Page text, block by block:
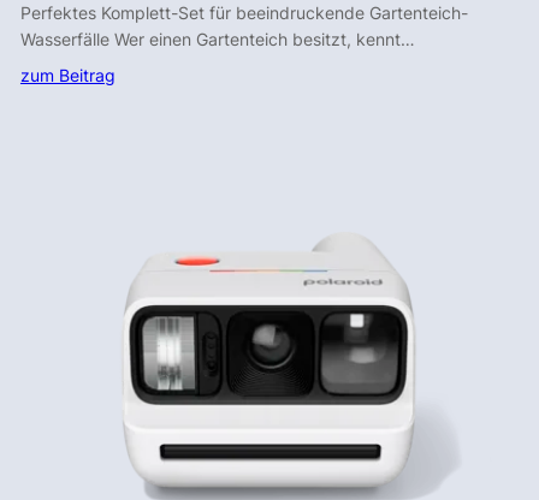
Perfektes Komplett-Set für beeindruckende Gartenteich-
Wasserfälle Wer einen Gartenteich besitzt, kennt…
zum Beitrag